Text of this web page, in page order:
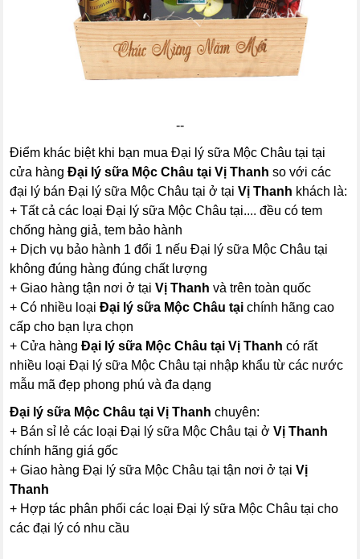
--
Điểm khác biệt khi bạn mua Đại lý sữa Mộc Châu tại tại
cửa hàngĐại lý sữa Mộc Châu tại Vị Thanh so với các
đại lý bán Đại lý sữa Mộc Châu tại ở tạiVị Thanh khách là:
+ Tất cả các loại Đại lý sữa Mộc Châu tại.... đều có tem
chống hàng giả, tem bảo hành
+ Dịch vụ bảo hành 1 đổi 1 nếu Đại lý sữa Mộc Châu tại
không đúng hàng đúng chất lượng
+ Giao hàng tận nơi ở tạiVị Thanh và trên toàn quốc
+ Có nhiều loạiĐại lý sữa Mộc Châu tại chính hãng cao
cấp cho bạn lựa chọn
+ Cửa hàngĐại lý sữa Mộc Châu tại Vị Thanh có rất
nhiều loại Đại lý sữa Mộc Châu tại nhập khẩu từ các nước
mẫu mã đẹp phong phú và đa dạng
Đại lý sữa Mộc Châu tại Vị Thanhchuyên:
+ Bán sỉ lẻ các loại Đại lý sữa Mộc Châu tại ởVị Thanh
chính hãng giá gốc
+ Giao hàng Đại lý sữa Mộc Châu tại tận nơi ở tạiVị
Thanh
+ Hợp tác phân phối các loại Đại lý sữa Mộc Châu tại cho
các đại lý có nhu cầu